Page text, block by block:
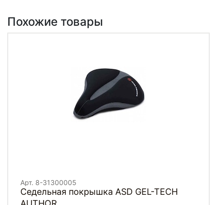
Похожие товары
Арт. 8-31300005
Седельная покрышка ASD GEL-TECH